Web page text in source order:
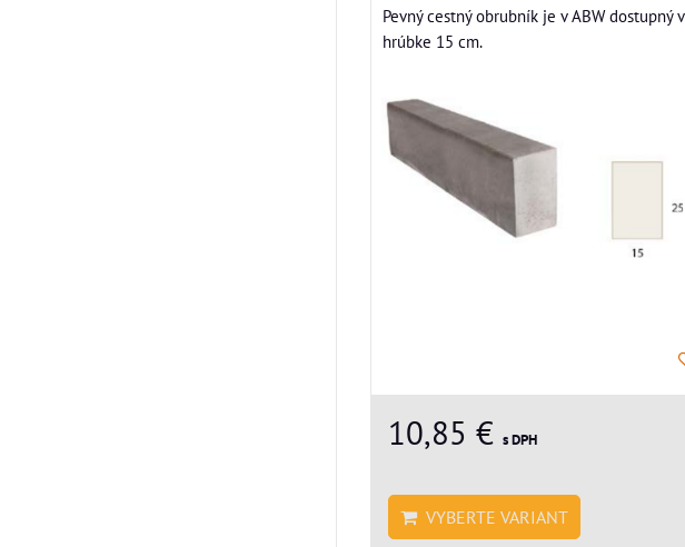
Pevný cestný obrubník je v ABW dostupný v
hrúbke 15 cm.
10,85 € s DPH
VYBERTE VARIANT